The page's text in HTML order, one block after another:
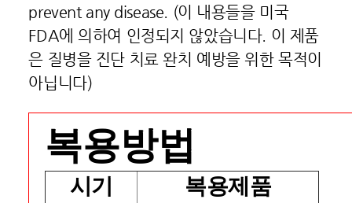
prevent any disease. (이 내용들을 미국
FDA에 의하여 인정되지 않았습니다. 이 제품
은 질병을 진단 치료 완치 예방을 위한 목적이
아닙니다)
복용방법
시기 복용제품